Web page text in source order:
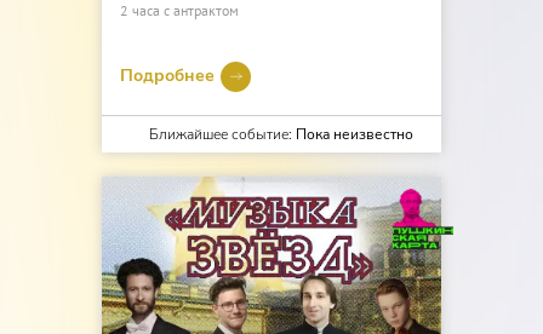
2 часа с антрактом
Подробнее
Ближайшее событие: Пока неизвестно